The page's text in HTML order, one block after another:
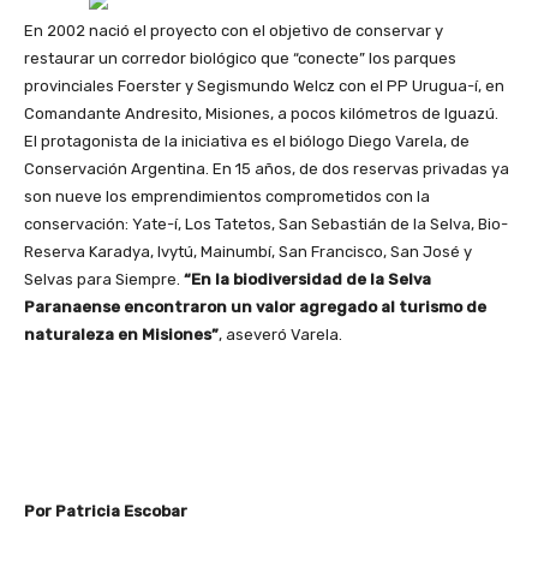
En 2002 nació el proyecto con el objetivo de conservar y
restaurar un corredor biológico que “conecte” los parques
provinciales Foerster y Segismundo Welcz con el PP Urugua-í, en
Comandante Andresito, Misiones, a pocos kilómetros de Iguazú.
El protagonista de la iniciativa es el biólogo Diego Varela, de
Conservación Argentina. En 15 años, de dos reservas privadas ya
son nueve los emprendimientos comprometidos con la
conservación: Yate-í, Los Tatetos, San Sebastián de la Selva, Bio-
Reserva Karadya, Ivytú, Mainumbí, San Francisco, San José y
Selvas para Siempre. “En la biodiversidad de la Selva
Paranaense encontraron un valor agregado al turismo de
naturaleza en Misiones”, aseveró Varela.
Por Patricia Escobar